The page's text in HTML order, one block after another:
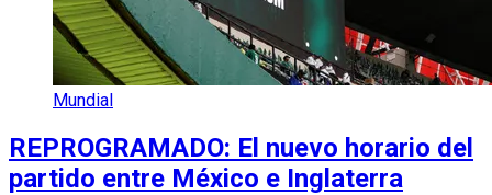
Mundial
REPROGRAMADO: El nuevo horario del
partido entre México e Inglaterra